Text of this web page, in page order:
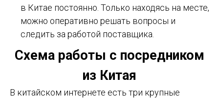
в Китае постоянно. Только находясь на месте,
можно оперативно решать вопросы и
следить за работой поставщика.
Схема работы с посредником
из Китая
В китайском интернете есть три крупные